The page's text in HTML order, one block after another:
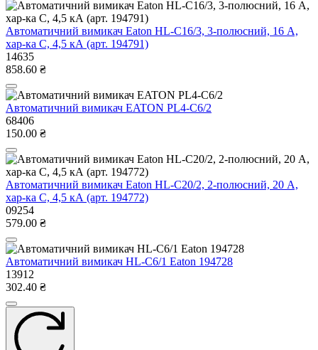
Автоматичний вимикач Eaton HL-C16/3, 3-полюсний, 16 А,
хар-ка C, 4,5 кА (арт. 194791)
14635
858.60 ₴
Автоматичний вимикач EATON PL4-C6/2
68406
150.00 ₴
Автоматичний вимикач Eaton HL-C20/2, 2-полюсний, 20 А,
хар-ка C, 4,5 кА (арт. 194772)
09254
579.00 ₴
Автоматичний вимикач HL-C6/1 Eaton 194728
13912
302.40 ₴